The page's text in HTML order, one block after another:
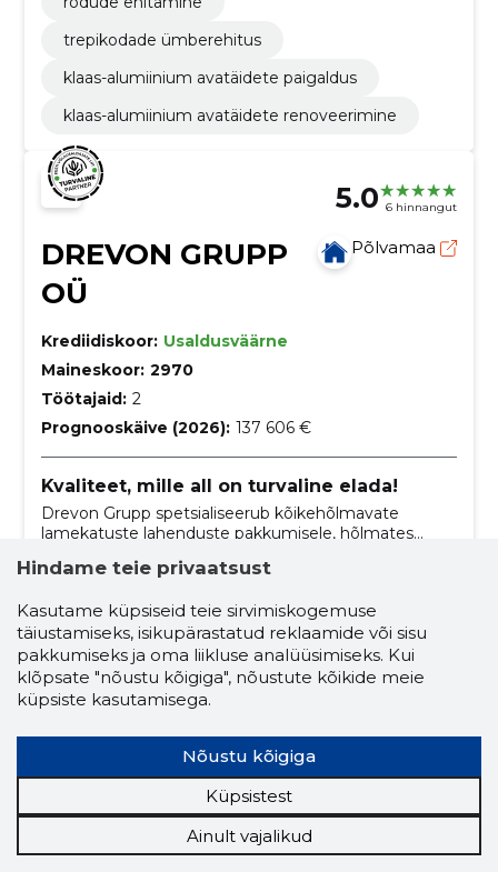
trepikodade ümberehitus
klaas-alumiinium avatäidete paigaldus
klaas-alumiinium avatäidete renoveerimine
5.0 6 hinnangut
DREVON GRUPP
OÜ
Põlvamaa
Krediidiskoor: Usaldusväärne
Maineskoor: 2970
Töötajaid: 2
Prognooskäive (2026): 137 606 €
Kvaliteet, mille all on turvaline elada!
Drevon Grupp spetsialiseerub kõikehõlmavate
lamekatuste lahenduste pakkumisele, hõlmates
ehitust, remonti, hooldust ja isolatsioonitöid.
katusepinnakatte materjalid
katusepinnakatte materjalid
ehitamine
elamuehitus
ehitusprojektid
ehituse juhtimine
ehitustööd
ehitusplaneerimine
ehitusfirma
ehitusteenused
üldehitustöövõtja
ehitusplatsi juhtimine
Hindame teie privaatsust
Kasutame küpsiseid teie sirvimiskogemuse
täiustamiseks, isikupärastatud reklaamide või sisu
pakkumiseks ja oma liikluse analüüsimiseks. Kui
klõpsate "nõustu kõigiga", nõustute kõikide meie
küpsiste kasutamisega.
Nõustu kõigiga
Küpsistest
Ainult vajalikud